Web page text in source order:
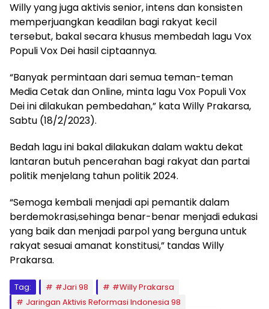
Willy yang juga aktivis senior, intens dan konsisten
memperjuangkan keadilan bagi rakyat kecil
tersebut, bakal secara khusus membedah lagu Vox
Populi Vox Dei hasil ciptaannya.
“Banyak permintaan dari semua teman-teman
Media Cetak dan Online, minta lagu Vox Populi Vox
Dei ini dilakukan pembedahan,” kata Willy Prakarsa,
Sabtu (18/2/2023).
Bedah lagu ini bakal dilakukan dalam waktu dekat
lantaran butuh pencerahan bagi rakyat dan partai
politik menjelang tahun politik 2024.
“Semoga kembali menjadi api pemantik dalam
berdemokrasi,sehinga benar-benar menjadi edukasi
yang baik dan menjadi parpol yang berguna untuk
rakyat sesuai amanat konstitusi,” tandas Willy
Prakarsa.
Tag: #Jari 98
#Willy Prakarsa
Jaringan Aktivis Reformasi Indonesia 98